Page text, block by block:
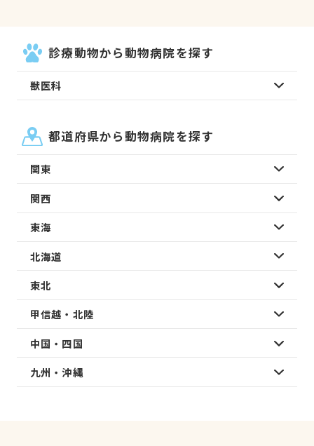
診療動物から動物病院を探す
獣医科
都道府県から動物病院を探す
関東
関西
東海
北海道
東北
甲信越・北陸
中国・四国
九州・沖縄